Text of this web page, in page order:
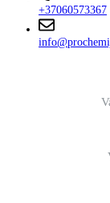
+37060573367